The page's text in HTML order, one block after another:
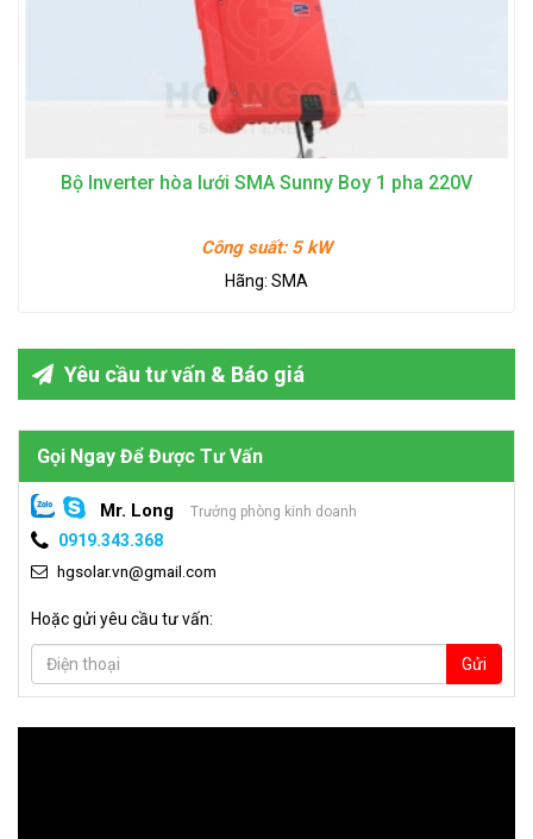
Bộ Inverter hòa lưới SMA Sunny Boy 1 pha 220V
Công suất: 5 kW
Hãng: SMA
Yêu cầu tư vấn & Báo giá
Gọi Ngay Để Được Tư Vấn
Mr. Long Trưởng phòng kinh doanh
0919.343.368
hgsolar.vn@gmail.com
Hoặc gửi yêu cầu tư vấn:
Gửi